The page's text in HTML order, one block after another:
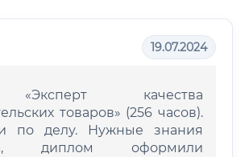
19.07.2024
качества
товаров» (256 часов).
по делу. Нужные знания
диплом оформили